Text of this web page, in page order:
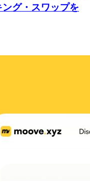
グ・スワップを